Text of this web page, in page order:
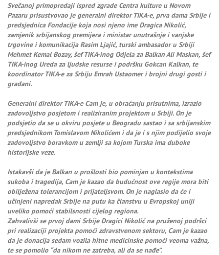
Svečanoj primopredaji ispred zgrade Centra kulture u Novom
Pazaru prisustvovao je generalni direktor TIKA-e, prva dama Srbije i
predsjednica Fondacije koja nosi njeno ime Dragica Nikolić,
zamjenik srbijanskog premijera i ministar unutrašnje i vanjske
trgovine i komunikacija Rasim Ljajić, turski ambasador u Srbiji
Mehmet Kemal Bozay, šef TIKA-inog Odjela za Balkan Ali Maskan, šef
TIKA-inog Ureda za ljudske resurse i podršku Gokcan Kalkan, te
koordinator TIKA-e za Srbiju Emrah Ustaomer i brojni drugi gosti i
građani.
Generalni direktor TIKA-e Cam je, u obraćanju prisutnima, izrazio
zadovoljstvo posjetom i realiziranim projektom u Srbiji. On je
podsjetio da se u okviru posjete u Beogradu sastao i sa srbijanskim
predsjednikom Tomislavom Nikolićem i da je i s njim podijelio svoje
zadovoljstvo boravkom u zemlji sa kojom Turska ima duboke
historijske veze.
Istakavši da je Balkan u prošlosti bio pominjan u kontekstima
sukoba i tragedija, Cam je kazao da budućnost ove regije mora biti
obilježena tolerancijom i prijateljsvom. On je naglasio da će i
učinjeni napredak Srbije na putu ka članstvu u Evropskoj uniji
uveliko pomoći stabilsnosti cijelog regiona.
Zahvalivši se prvoj dami Srbije Dragici Nikolić na pruženoj podršci
pri realizaciji projekta pomoći zdravstvenom sektoru, Cam je kazao
da je donacija sedam vozila hitne medicinske pomoći veoma važna,
te se pomolio “da nikom ne zatreba, ali da se nađe”.